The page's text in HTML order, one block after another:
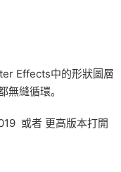
Effects中的形狀圖層
無縫循環。
或者 更高版本打開